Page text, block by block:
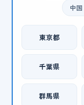
中
東京都
千葉県
群馬県